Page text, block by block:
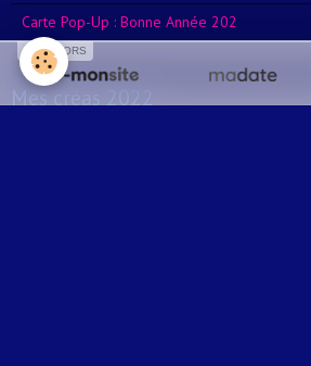
Carte Pop-Up : Bonne Année 202
Mes créas 2022
SPONSORS